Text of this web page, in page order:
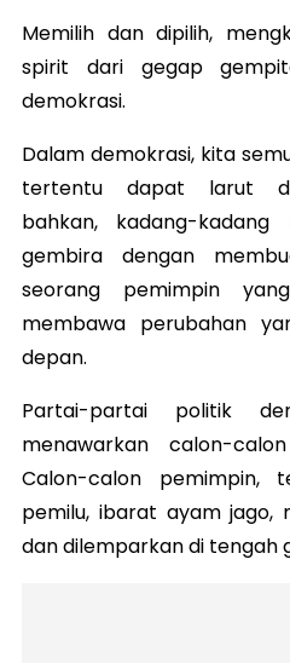
Memilih dan dipilih,
spirit dari gegap
demokrasi.
Dalam demokrasi, kita
tertentu dapat larut
bahkan, kadang-kadang
gembira dengan
seorang pemimpin
membawa perubahan
depan.
Partai-partai politik
menawarkan calon-
Calon-calon pemimpin,
pemilu, ibarat ayam jago,
dan dilemparkan di tengah